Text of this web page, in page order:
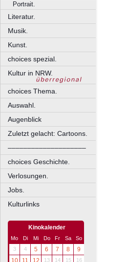
Portrait.
Literatur.
Musik.
Kunst.
choices spezial.
Kultur in NRW.
choices Thema.
Auswahl.
Augenblick
Zuletzt gelacht: Cartoons.
––––––––––––––––––––
choices Geschichte.
Verlosungen.
Jobs.
Kulturlinks
Kinokalender
Mo Di Mi Do Fr Sa
So
3
4 5 6 7 8
9
10
11 12 13 14 15 16